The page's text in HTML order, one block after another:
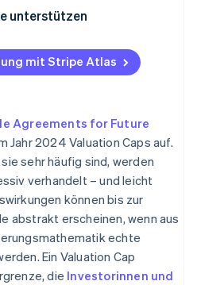
unterstützen
Gründeranteilen
des 83(b)-
Unternehmensdokumente
und -Rabatten
mit Stripe Atlas
Agreements for Future
Jahr 2024 Valuation Caps auf.
sehr häufig sind, werden
verhandelt – und leicht
können bis zur
abstrakt erscheinen, wenn aus
echte
Ein Valuation Cap
die Investorinnen und